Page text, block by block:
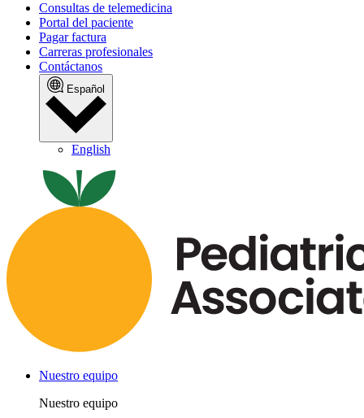
Consultas de telemedicina
Portal del paciente
Pagar factura
Carreras profesionales
Contáctanos
Español
English
Nuestro equipo
Nuestro equipo